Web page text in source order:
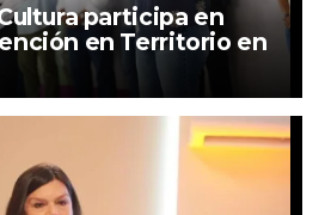
participa en
en Territorio en